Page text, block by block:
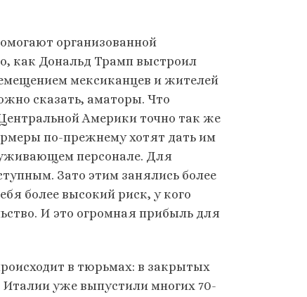
организованной
как Дональд Трамп выстроил
мексиканцев и жителей
сказать, аматоры. Что
Америки точно так же
по-прежнему хотят дать им
персонале. Для
Зато этим занялись более
более высокий риск, у кого
И это огромная прибыль для
в тюрьмах: в закрытых
уже выпустили многих 70-